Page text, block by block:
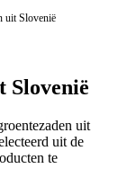
uit Slovenië
Slovenië
uit
uit de
te